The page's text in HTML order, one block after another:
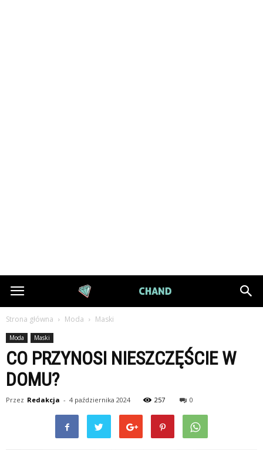
DiamondChand.pl
Strona główna Moda Maski
Moda Maski
CO PRZYNOSI NIESZCZĘŚCIE W
DOMU?
Przez Redakcja - 4 października 2024 257 0